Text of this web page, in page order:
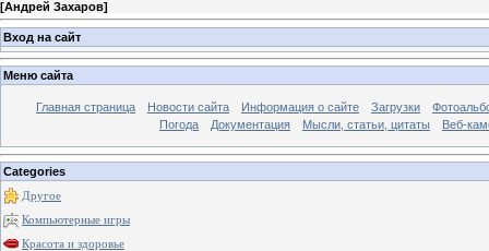
[Андрей Захаров]
Вход на сайт
Меню сайта
Главная страница Новости сайта Информация о сайте Загрузки
Погода
Документация Мысли, статьи, цитаты Веб-
Categories
Другое
Компьютерные игры
Красота и здоровье